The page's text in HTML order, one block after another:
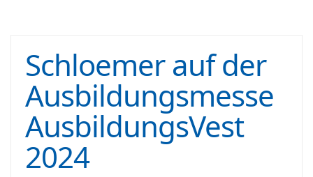
Schloemer auf der
Ausbildungsmesse
AusbildungsVest
2024